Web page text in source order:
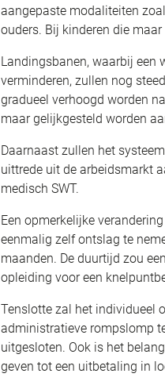
aangepaste modaliteiten
ouders. Bij kinderen die
Landingsbanen, waarbij een
verminderen, zullen nog
gradueel verhoogd worden
maar gelijkgesteld worden
Daarnaast zullen het
uittrede uit de arbeidsmarkt
medisch SWT.
Een opmerkelijke
eenmalig zelf ontslag te
maanden. De duurtijd zou
opleiding voor een
Tenslotte zal het individueel
administratieve rompslomp
uitgesloten. Ook is het
geven tot een uitbetaling in